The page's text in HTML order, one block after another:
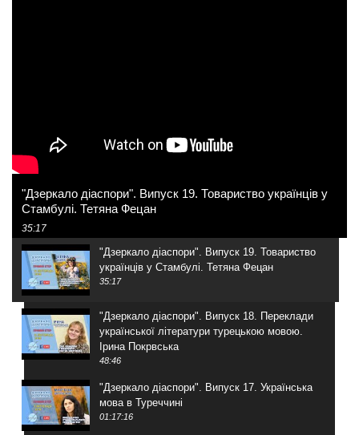
"Дзеркало діаспори". Випуск 19. Товариство українців у
Стамбулі. Тетяна Фецан
35:17
"Дзеркало діаспори". Випуск 19. Товариство
українців у Стамбулі. Тетяна Фецан
35:17
"Дзеркало діаспори". Випуск 18. Переклади
української літератури турецькою мовою.
Ірина Покрвська
48:46
"Дзеркало діаспори". Випуск 17. Українська
мова в Туреччині
01:17:16